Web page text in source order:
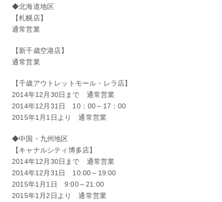
◆北海道地区
【札幌店】
通常営業
【新千歳空港店】
通常営業
【千歳アウトレットモール・レラ店】
2014年12月30日まで 通常営業
2014年12月31日 10：00～17：00
2015年1月1日より 通常営業
◆中国・九州地区
【キャナルシティ博多店】
2014年12月30日まで 通常営業
2014年12月31日 10:00～19:00
2015年1月1日 9:00～21:00
2015年1月2日より 通常営業